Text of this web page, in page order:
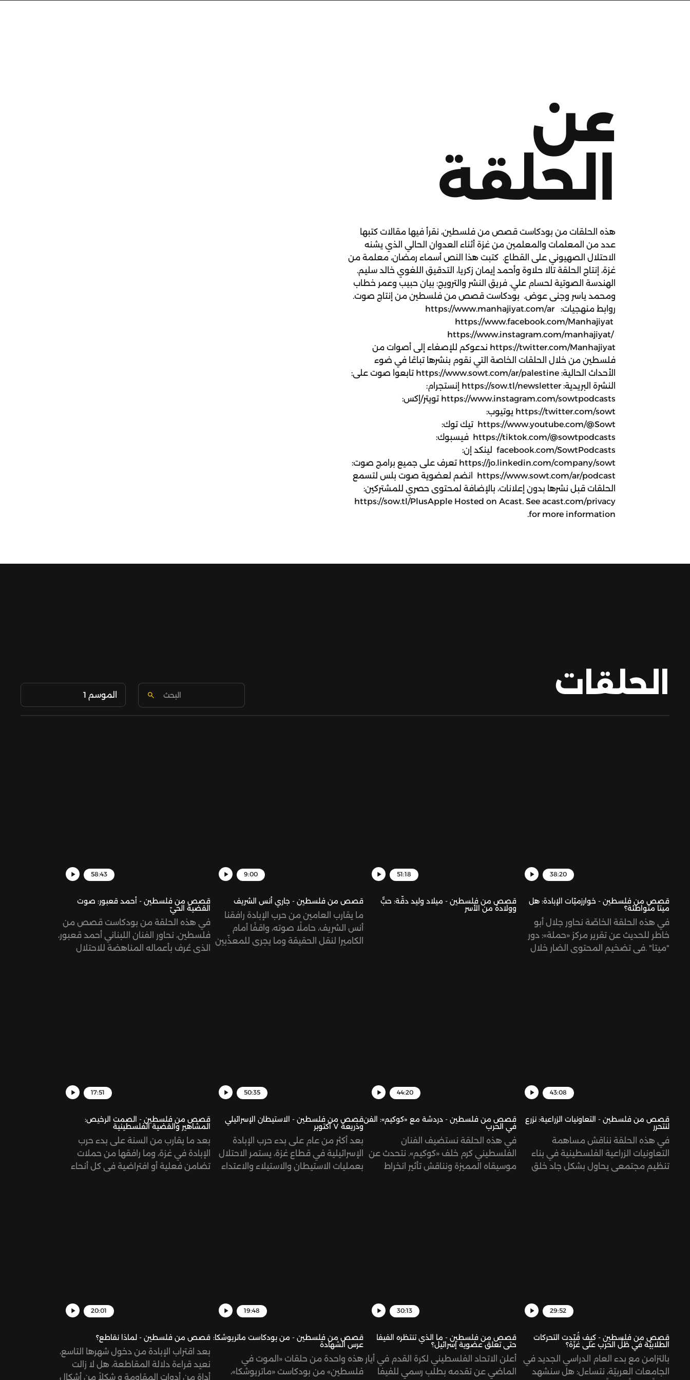
عن
الحلقة
هذه الحلقات من بودكاست قصص من فلسطين، نقرأ فيها مقالات كتبها
عدد من المعلمات والمعلمين من غزة أثناء العدوان الحالي الذي يشنه
الاحتلال الصهيوني على القطاع. كتبت هذا النص أسماء رمضان، معلمة من
غزة، إنتاج الحلقة تالا حلاوة وأحمد إيمان زكريا، التدقيق اللغوي خالد سليم.
الهندسة الصوتية لحسام علي. فريق النشر والترويج: بيان حبيب وعمر خطاب
ومحمد ياسر وجنى عوض. بودكاست قصص من فلسطين من إنتاج صوت.
روابط منهجيات: https://www.manhajiyat.com/ar
https://www.facebook.com/Manhajiyat
https://www.instagram.com/manhajiyat/
https://twitter.com/Manhajiyat ندعوكم للإصغاء إلى أصوات من
فلسطين من خلال الحلقات الخاصة التي نقوم بنشرها تباعًا في ضوء
الأحداث الحالية: https://www.sowt.com/ar/palestine تابعوا صوت على:
النشرة البريدية: https://sow.tl/newsletter إنستجرام:
https://www.instagram.com/sowtpodcasts تويتر/إكس:
https://twitter.com/sowt يوتيوب:
https://www.youtube.com/@Sowt تيك توك:
https://tiktok.com/@sowtpodcasts فيسبوك:
facebook.com/SowtPodcasts لينكد إن:
https://jo.linkedin.com/company/sowt تعرف على جميع برامج صوت:
https://www.sowt.com/ar/podcast انضم لعضوية صوت بلس لتسمع
الحلقات قبل نشرها بدون إعلانات، بالإضافة لمحتوى حصري للمشتركين:
https://sow.tl/PlusApple Hosted on Acast. See acast.com/privacy
for more information.
الحلقات الموسم 1
38:20
قصص من فلسطين - خوارزميّات الإبادة: هل
ميتا متواطئة؟
في هذه الحلقة الخاصّة نحاور جلال أبو
خاطر للحديث عن تقرير مركز «حملة»: دور
"ميتا" .في تضخيم المحتوى الضار خلال
51:18
قصص من فلسطين - ميلاد وليد دقّة: حبٌّ
وولادة من الأسر
9:00
قصص من فلسطين - جاري أنس الشريف
ما يقارب العامين من حرب الإبادة رافقنا
أنس الشريف، حاملًا صوته، واقفًا أمام
الكاميرا لنقل الحقيقة وما يجري للمعذّبين
58:43
قصص من فلسطين - أحمد قعبور: صوت
القضية الحيّ
في هذه الحلقة من بودكاست قصص من
فلسطين، نحاور الفنان اللبناني أحمد قعبور،
الذي عُرف بأعماله المناهضة للاحتلال
43:08
قصص من فلسطين - التعاونيات الزراعية: نزرع
لنتحرر
في هذه الحلقة نناقش مساهمة
التعاونيات الزراعية الفلسطينية في بناء
تنظيم مجتمعي يحاول بشكل جاد خلق
44:20
قصص من فلسطين - دردشة مع «كوكيم»: الفن
في الحرب
في هذه الحلقة نستضيف الفنان
الفلسطيني كرم خلف «كوكيم». نتحدث عن
موسيقاه المميزة ونناقش تأثير انخراط
50:35
قصص من فلسطين - الاستيطان الإسرائيلي
وذريعة ٧ أكتوبر
بعد أكثر من عام على بدء حرب الإبادة
الإسرائيلية في قطاع غزة، يستمر الاحتلال
بعمليات الاستيطان والاستيلاء والاعتداء
17:51
قصص من فلسطين - الصمت الرخيص:
المشاهير والقضية الفلسطينية
بعد ما يقارب من السنة على بدء حرب
الإبادة في غزة، وما رافقها من حملات
تضامن فعلية أو افتراضية في كل أنحاء
29:52
قصص من فلسطين - كيف قُيّدت التحركات
الطلابيّة في ظلِّ الحرب على غزة؟
بالتزامن مع بدء العام الدراسي الجديد في
الجامعات العربيّة، نتساءل: هل سنشهد
30:13
قصص من فلسطين - ما الذي تنتظره الفيفا
حتى تعلق عضوية إسرائيل؟
أعلن الاتحاد الفلسطيني لكرة القدم في أيار
الماضي عن تقدمه بطلب رسمي للفيفا
19:48
قصص من فلسطين - من بودكاست ماتريوشكا:
عرس الشهادة
هذه واحدة من حلقات «الموت في
فلسطين» من بودكاست «ماتريوشكا»،
20:01
قصص من فلسطين - لماذا نقاطع؟
بعد اقتراب الإبادة من دخول شهرها التاسع،
نعيد قراءة دلالة المقاطعة، هل لا زالت
أداة من أدوات المقاومة و شكلاً من أشكال